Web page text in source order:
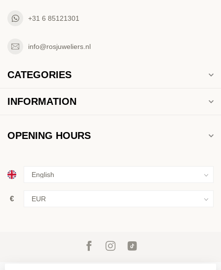
+31 6 85121301
info@rosjuweliers.nl
CATEGORIES
INFORMATION
OPENING HOURS
€